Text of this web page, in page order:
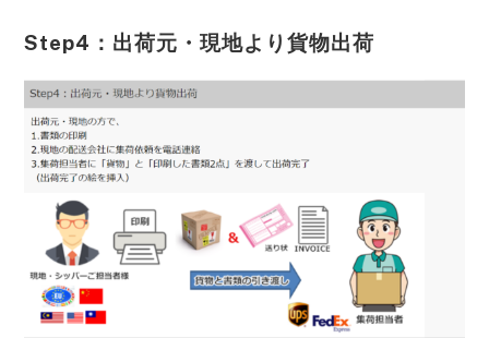
Step4：出荷元・現地より貨物出荷